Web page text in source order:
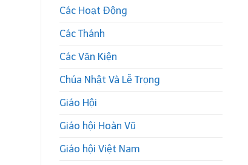
Các Hoạt Động
Các Thánh
Các Văn Kiện
Chúa Nhật Và Lễ Trọng
Giáo Hội
Giáo hội Hoàn Vũ
Giáo hội Việt Nam